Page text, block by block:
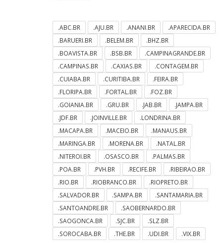
.ABC.BR .AJU.BR .ANANI.BR
.APARECIDA.BR
.BARUERI.BR
.BELEM.BR
.BHZ.BR
.BOAVISTA.BR
.BSB.BR
.CAMPINAGRANDE.BR
.CAMPINAS.BR
.CAXIAS.BR
.CONTAGEM.BR
.CUIABA.BR
.CURITIBA.BR
.FEIRA.BR
.FLORIPA.BR
.FORTAL.BR
.FOZ.BR
.GOIANIA.BR
.GRU.BR .JAB.BR
.JAMPA.BR
.JDF.BR
.JOINVILLE.BR
.LONDRINA.BR
.MACAPA.BR
.MACEIO.BR
.MANAUS.BR
.MARINGA.BR
.MORENA.BR
.NATAL.BR
.NITEROI.BR
.OSASCO.BR
.PALMAS.BR
.POA.BR
.PVH.BR .RECIFE.BR
.RIBEIRAO.BR
.RIO.BR
.RIOBRANCO.BR
.RIOPRETO.BR
.SALVADOR.BR
.SAMPA.BR
.SANTAMARIA.BR
.SANTOANDRE.BR
.SAOBERNARDO.BR
.SAOGONCA.BR
.SJC.BR
.SLZ.BR
.SOROCABA.BR
.THE.BR .UDI.BR .VIX.BR